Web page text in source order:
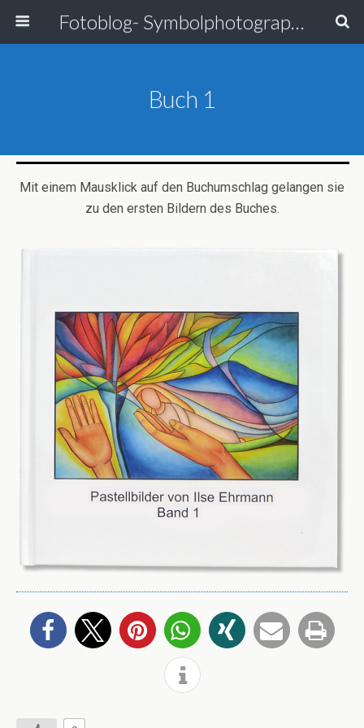
Fotoblog- Symbolphotographie
Buch 1
Mit einem Mausklick auf den Buchumschlag gelangen sie
zu den ersten Bildern des Buches.